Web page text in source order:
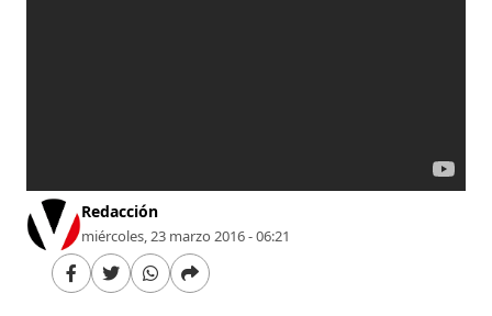
Redacción
miércoles, 23 marzo 2016 - 06:21